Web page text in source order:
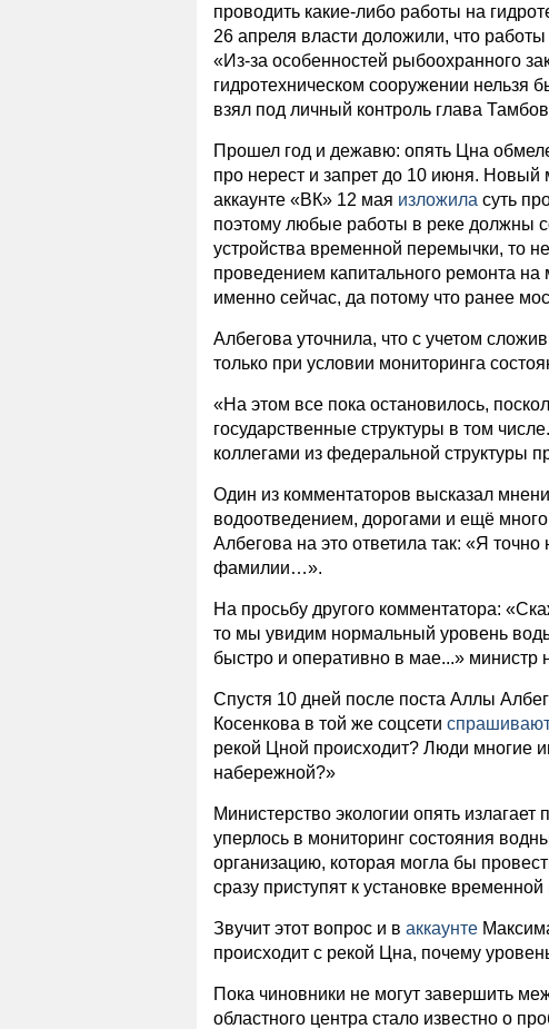
проводить какие-либо работы на
26 апреля власти доложили, что
«Из-за особенностей рыбоохранного
гидротехническом сооружении нельзя
взял под личный контроль глава
Прошел год и дежавю: опять Цна
про нерест и запрет до 10 июня. Новый
аккаунте «ВК» 12 мая изложила суть
поэтому любые работы в реке должны
устройства временной перемычки, то
проведением капитального ремонта
именно сейчас, да потому что ранее
Албегова уточнила, что с учетом
только при условии мониторинга
«На этом все пока остановилось,
государственные структуры в том
коллегами из федеральной структуры
Один из комментаторов высказал
водоотведением, дорогами и ещё
Албегова на это ответила так: «Я
фамилии…».
На просьбу другого комментатора:
то мы увидим нормальный уровень
быстро и оперативно в мае...» министр
Спустя 10 дней после поста Аллы
Косенкова в той же соцсети
рекой Цной происходит? Люди многие
набережной?»
Министерство экологии опять
уперлось в мониторинг состояния
организацию, которая могла бы
сразу приступят к установке
Звучит этот вопрос и в аккаунте
происходит с рекой Цна, почему
Пока чиновники не могут завершить
областного центра стало известно о